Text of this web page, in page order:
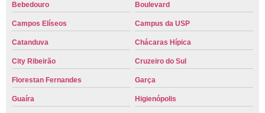
Bebedouro Boulevard
Campos Elíseos Campus da USP
Catanduva Chácaras Hípica
City Ribeirão Cruzeiro do Sul
Florestan Fernandes Garça
Guaíra Higienópolis